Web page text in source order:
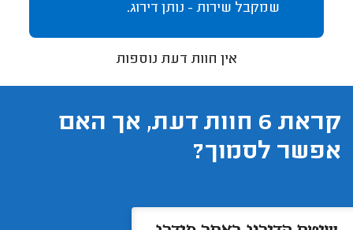
שמקבל שירות - נותן דירוג.
אין חוות דעת נוספות
קראת 6 חוות דעת, אך האם
אפשר לסמוך?